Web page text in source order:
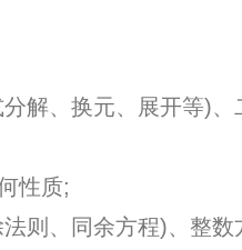
解、换元、展开等)、
性质;
则、同余方程)、整数